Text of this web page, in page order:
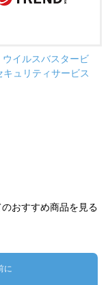
イルスバスタービ
キュリティサービス
おすすめ商品を見る
に